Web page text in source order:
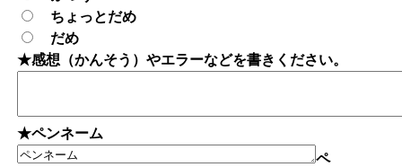
ちょっとだめ
だめ
★感想（かんそう）やエラーなどを書きください。
★ペンネーム
ペ